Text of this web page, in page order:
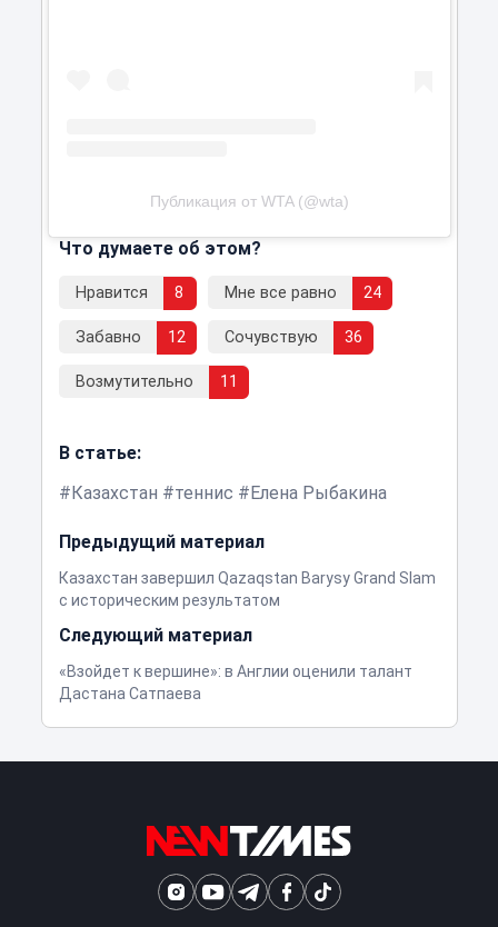
Публикация от WTA (@wta)
Что думаете об этом?
Нравится 8 Мне все равно 24
Забавно 12 Сочувствую 36
Возмутительно 11
В статье:
Казахстан
теннис Елена Рыбакина
Предыдущий материал
Казахстан завершил Qazaqstan Barysy Grand Slam
с историческим результатом
Следующий материал
«Взойдет к вершине»: в Англии оценили талант
Дастана Сатпаева